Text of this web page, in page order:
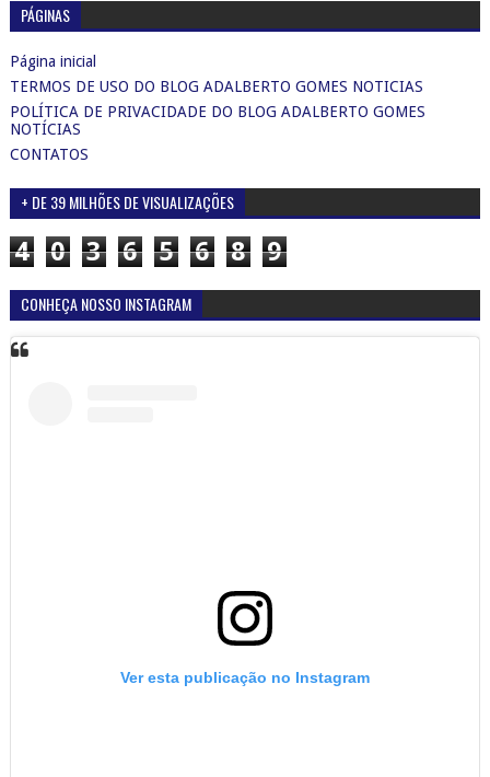
PÁGINAS
Página inicial
TERMOS DE USO DO BLOG ADALBERTO GOMES NOTICIAS
POLÍTICA DE PRIVACIDADE DO BLOG ADALBERTO GOMES
NOTÍCIAS
CONTATOS
+ DE 39 MILHÕES DE VISUALIZAÇÕES
4 0 3 6 5 6 8 9
CONHEÇA NOSSO INSTAGRAM
Ver esta publicação no Instagram